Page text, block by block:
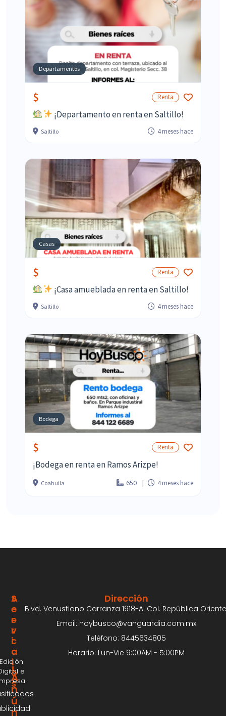
Departamentos
$ Renta
¡Departamento en renta en Saltillo!
Saltillo 4 meses hace
Casas
$ Renta
¡Casa amueblada en renta en Saltillo!
Saltillo 4 meses hace
Bodega
$ Renta
¡Bodega en renta en Ramos Arizpe!
Coahuila 650 4 meses hace
¡
A
n
ú
n
S
E
R
V
I
C
I
O
S
A
C
E
R
C
A
e
Dirección
Blvd. Venustiano Carranza 1918-A. Col. República
Email: hoybusco@vanguardia.com.mx
Teléfono: 8445634805
Horario: Lun-Vie 9:00AM - 5:00PM